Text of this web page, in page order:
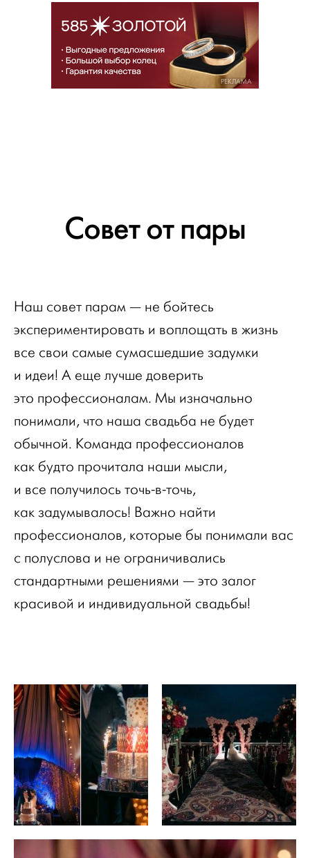
РЕКЛАМА
Cовет от пары
Наш совет парам — не бойтесь
экспериментировать и воплощать в жизнь
все свои самые сумасшедшие задумки
и идеи! А еще лучше доверить
это профессионалам. Мы изначально
понимали, что наша свадьба не будет
обычной. Команда профессионалов
как будто прочитала наши мысли,
и все получилось точь-в-точь,
как задумывалось! Важно найти
профессионалов, которые бы понимали вас
с полуслова и не ограничивались
стандартными решениями — это залог
красивой и индивидуальной свадьбы!